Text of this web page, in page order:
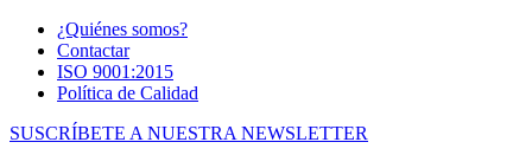
¿Quiénes somos?
Contactar
ISO 9001:2015
Política de Calidad
SUSCRÍBETE A NUESTRA NEWSLETTER